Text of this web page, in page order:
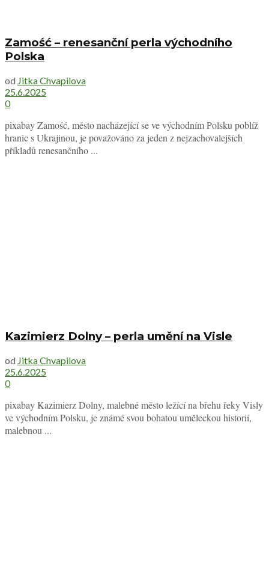
Zamość – renesanční perla východního
Polska
od Jitka Chvapilova
25.6.2025
0
pixabay Zamość, město nacházející se ve východním Polsku poblíž
hranic s Ukrajinou, je považováno za jeden z nejzachovalejších
příkladů renesančního ...
Kazimierz Dolny – perla umění na Visle
od Jitka Chvapilova
25.6.2025
0
pixabay Kazimierz Dolny, malebné město ležící na břehu řeky Visly
ve východním Polsku, je známé svou bohatou uměleckou historií,
malebnou ...